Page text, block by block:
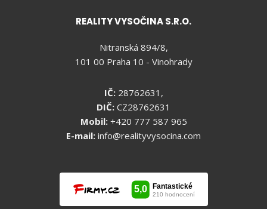
REALITY VYSOČINA S.R.O.
Nitranská 894/8,
101 00 Praha 10 - Vinohrady
IČ:28762631,
DIČ: CZ28762631
Mobil: +420 777 587 965
E-mail: info@realityvysocina.com